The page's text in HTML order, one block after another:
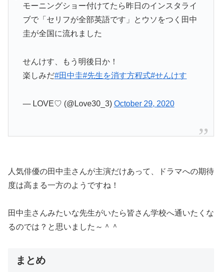
モーニングショー付けてたら昨日のインスタライ
ブで「セリフが全部英語です」とウソをつく田中
圭が全国に流れました
せんけす、もう明後日か！
楽しみだ#田中圭#先生を消す方程式#せんけす
— LOVE♡ (@Love30_3) October 29, 2020
人気俳優の田中圭さんが主演だけあって、ドラマへの期待
度は高まる一方のようですね！
田中圭さんみたいな先生がいたら皆さん学校へ通いたくな
るのでは？と思いました～＾＾
まとめ